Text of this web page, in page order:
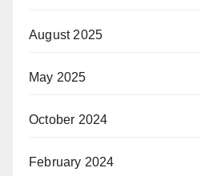
August 2025
May 2025
October 2024
February 2024